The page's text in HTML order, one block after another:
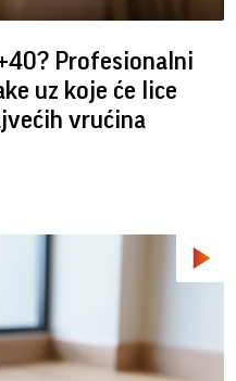
Profesionalni
uz koje će lice
vrućina